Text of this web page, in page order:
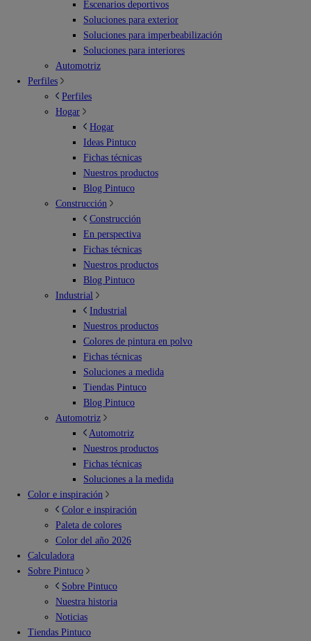
Escenarios deportivos
Soluciones para exterior
Soluciones para imperbeabilización
Soluciones para interiores
Automotriz
Perfiles
Perfiles
Hogar
Hogar
Ideas Pintuco
Fichas técnicas
Nuestros productos
Blog Pintuco
Construcción
Construcción
En perspectiva
Fichas técnicas
Nuestros productos
Blog Pintuco
Industrial
Industrial
Nuestros productos
Colores de pintura en polvo
Fichas técnicas
Soluciones a medida
Tiendas Pintuco
Blog Pintuco
Automotriz
Automotriz
Nuestros productos
Fichas técnicas
Soluciones a la medida
Color e inspiración
Color e inspiración
Paleta de colores
Color del año 2026
Calculadora
Sobre Pintuco
Sobre Pintuco
Nuestra historia
Noticias
Tiendas Pintuco